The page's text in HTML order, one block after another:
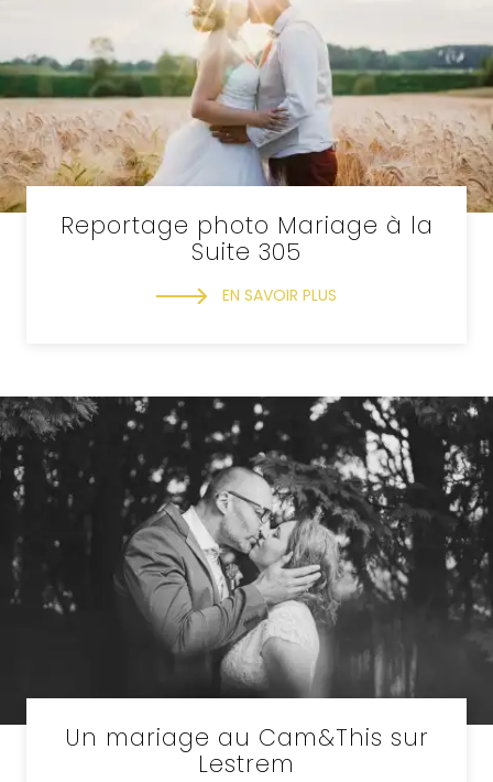
Reportage photo Mariage à la
Suite 305
EN SAVOIR PLUS
Un mariage au Cam&This sur
Lestrem